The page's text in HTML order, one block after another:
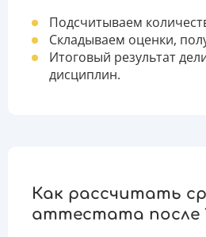
Подсчитываем
Складываем оценки,
Итоговый результат
дисциплин.
Как рассчитать
аттестата после